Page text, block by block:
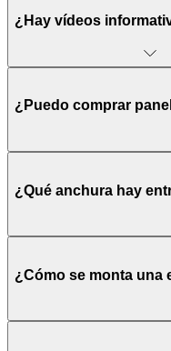
¿Hay vídeos
¿Puedo comprar
¿Qué anchura hay
¿Cómo se monta una